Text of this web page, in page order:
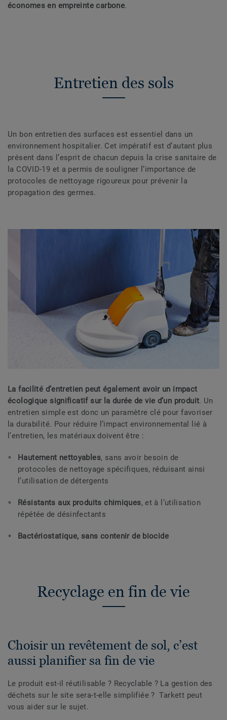
économes en empreinte carbone.
Entretien des sols
Un bon entretien des surfaces est essentiel dans un
environnement hospitalier. Cet impératif est d’autant plus
présent dans l’esprit de chacun depuis la crise sanitaire de
la COVID-19 et a permis de souligner l’importance de
protocoles de nettoyage rigoureux pour prévenir la
propagation des germes.
La facilité d’entretien peut également avoir un impact
écologique significatif sur la durée de vie d’un produit. Un
entretien simple est donc un paramètre clé pour favoriser
la durabilité. Pour réduire l’impact environnemental lié à
l’entretien, les matériaux doivent être :
Hautement nettoyables, sans avoir besoin de
protocoles de nettoyage spécifiques, réduisant ainsi
l’utilisation de détergents
Résistants aux produits chimiques, et à l’utilisation
répétée de désinfectants
Bactériostatique, sans contenir de biocide
Recyclage en fin de vie
Choisir un revêtement de sol, c’est
aussi planifier sa fin de vie
Le produit est-il réutilisable ? Recyclable ? La gestion des
déchets sur le site sera-t-elle simplifiée ? Tarkett peut
vous aider sur le sujet.